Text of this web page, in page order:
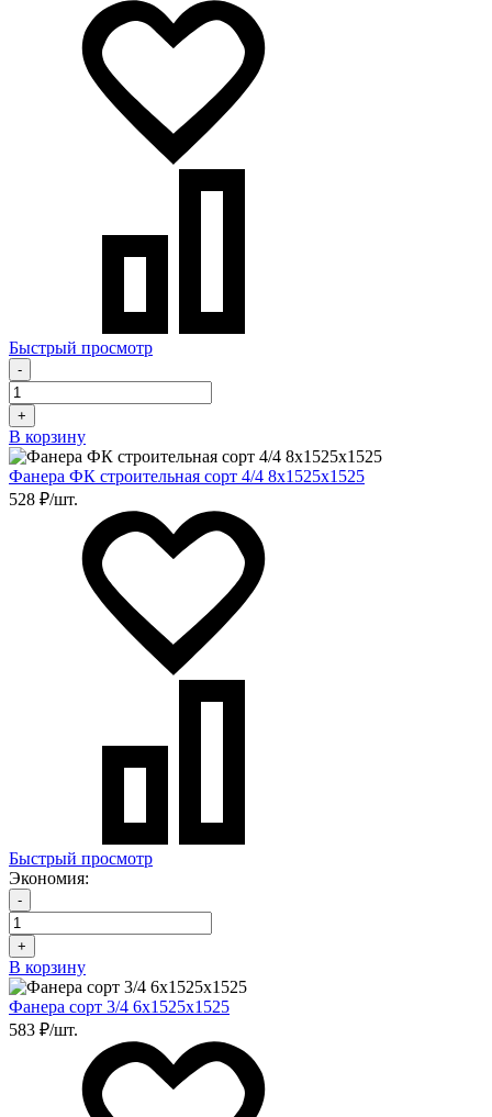
Быстрый просмотр
-
+
В корзину
Фанера ФК строительная сорт 4/4 8х1525х1525
528 ₽/шт.
Быстрый просмотр
Экономия:
-
+
В корзину
Фанера сорт 3/4 6х1525х1525
583 ₽/шт.